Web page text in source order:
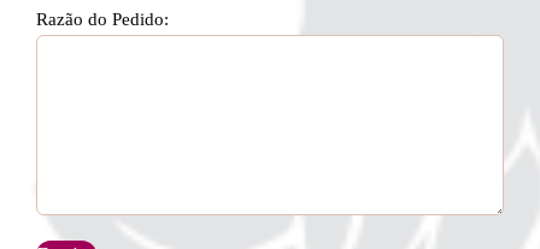
Razão do Pedido: